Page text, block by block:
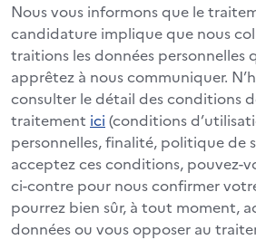
Nous vous informons que le
candidature implique que nous
traitions les données personnelles
apprêtez à nous communiquer.
consulter le détail des conditions
traitement ici (conditions
personnelles, finalité, politique de
acceptez ces conditions, pouvez-
ci-contre pour nous confirmer
pourrez bien sûr, à tout moment,
données ou vous opposer au